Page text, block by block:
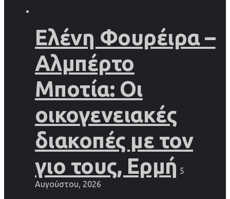
Ελένη Φουρέιρα –
Αλμπέρτο
Μποτία: Οι
οικογενειακές
διακοπές με τον
γιο τους, Ερμή 5
Αυγούστου, 2026